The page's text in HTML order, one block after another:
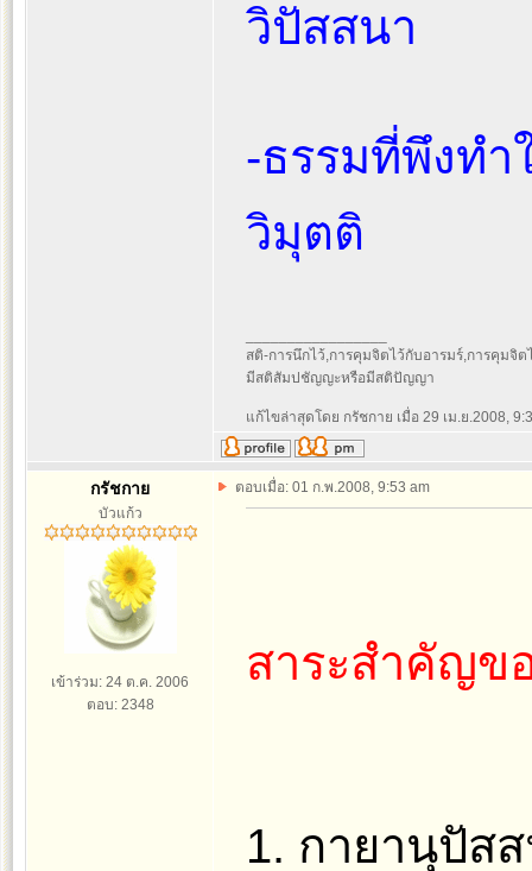
วิปัสสนา
-ธรรมที่พึงทำ
วิมุตติ
สติ-การนึกไว้,การคุมจิตไว้กับอารมร์,การคุมจิ
มีสติสัมปชัญญะหรือมีสติปัญญา
แก้ไขล่าสุดโดย กรัชกาย เมื่อ 29 เม.ย.2008,
กรัชกาย
บัวแก้ว
เข้าร่วม: 24 ต.ค. 2006
ตอบ: 2348
ตอบเมื่อ: 01 ก.พ.2008, 9:53 am
สาระสำคัญข
1. กายานุปัส